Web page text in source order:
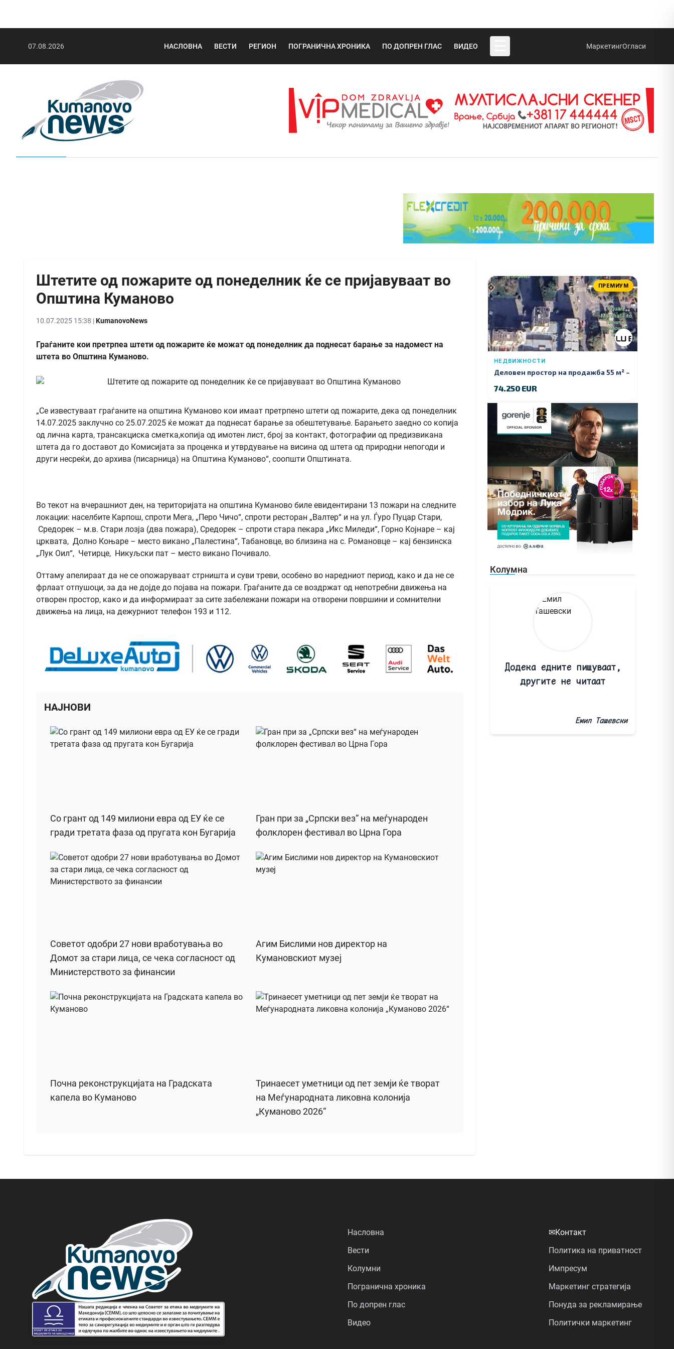
07.08.2026 НАСЛОВНА ВЕСТИ РЕГИОН ПОГРАНИЧНА ХРОНИКА ПО ДОПРЕН ГЛАС ВИДЕО МаркетингОгласи
Штетите од пожарите од понеделник ќе се пријавуваат во
Општина Куманово
10.07.2025 15:38 |KumanovoNews
Граѓаните кои претрпеа штети од пожарите ќе можат од понеделник да поднесат барање за надомест на
штета во Општина Куманово.
„Се известуваат граѓаните на општина Куманово кои имаат претрпено штети од пожарите, дека од понеделник
14.07.2025 заклучно со 25.07.2025 ќе можат да поднесат барање за обештетување. Барањето заедно со копија
од лична карта, трансакциска сметка,копија од имотен лист, број за контакт, фотографии од предизвикана
штета да го доставот до Комисијата за проценка и утврдување на висина од штета од природни непогоди и
други несреќи, до архива (писарница) на Oпштина Куманово“, соопшти Општината.
Во текот на вчерашниот ден, на територијата на општина Куманово биле евидентирани 13 пожари на следните
локации: населбите Карпош, спроти Мега, „Перо Чичо“, спроти ресторан „Валтер“ и на ул. Ѓуро Пуцар Стари,
Средорек – м.в. Стари лозја (два пожара), Средорек – спроти стара пекара „Икс Миледи“, Горно Којнаре – кај
црквата, Долно Коњаре – место викано „Палестина“, Табановце, во близина на с. Романовце – кај бензинска
„Лук Оил“, Четирце, Никуљски пат – место викано Почивало.
Оттаму апелираат да не се опожаруваат стрништа и суви треви, особено во наредниот период, како и да не се
фрлаат отпушоци, за да не дојде до појава на пожари. Граѓаните да се воздржат од непотребни движења на
отворен простор, како и да информираат за сите забележани пожари на отворени површини и сомнителни
движења на лица, на дежурниот телефон 193 и 112.
НАЈНОВИ
Со грант од 149 милиони евра од ЕУ ќе се
гради третата фаза од пругата кон Бугарија
Гран при за „Српски вез“ на меѓународен
фолклорен фестивал во Црна Гора
Советот одобри 27 нови вработувања во
Домот за стари лица, се чека согласност од
Министерството за финансии
Агим Бислими нов директор на
Кумановскиот музеј
Почна реконструкцијата на Градската
капела во Куманово
Тринаесет уметници од пет земји ќе творат
на Меѓународната ликовна колонија
„Куманово 2026“
ПРЕМИУМ
НЕДВИЖНОСТИ
Деловен простор на продажба 55 м² –
74.250 EUR
Колумна
Додека едните пишуваат,
другите не читаат
Емил Ташевски
Насловна
Вести
Колумни
Погранична хроника
По допрен глас
Видео
✉Контакт
Политика на приватност
Импресум
Маркетинг стратегија
Понуда за рекламирање
Политички маркетинг